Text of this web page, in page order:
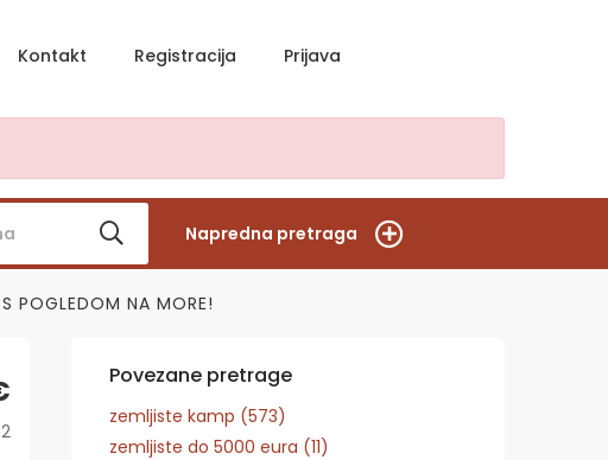
Kontakt Registracija Prijava
Napredna pretraga
POGLEDOM NA MORE!
Povezane pretrage
zemljiste kamp (573)
zemljiste do 5000 eura (11)